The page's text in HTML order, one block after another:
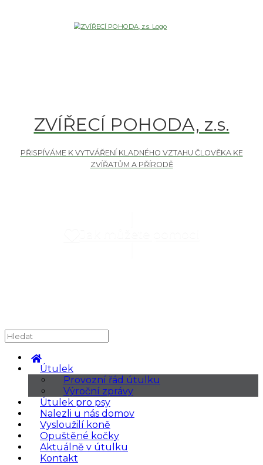
ZVÍŘECÍ POHODA, z.s.
Útulek
Provozní řád útulku
Výroční zprávy
Útulek pro psy
Nalezli u nás domov
Vysloužilí koně
Opuštěné kočky
Aktuálně v útulku
Kontakt